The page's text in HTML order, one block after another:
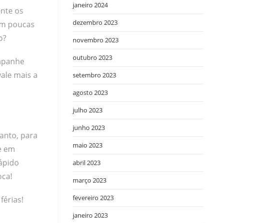
os
poucas
mais a
para
em
janeiro 2024
dezembro 2023
novembro 2023
outubro 2023
setembro 2023
agosto 2023
julho 2023
junho 2023
maio 2023
abril 2023
março 2023
fevereiro 2023
janeiro 2023